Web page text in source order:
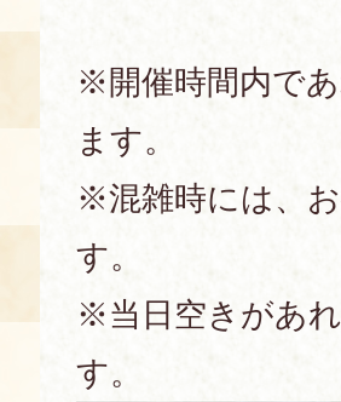
※開催時間内で
ます。
※混雑時には、
す。
※当日空きがあ
す。